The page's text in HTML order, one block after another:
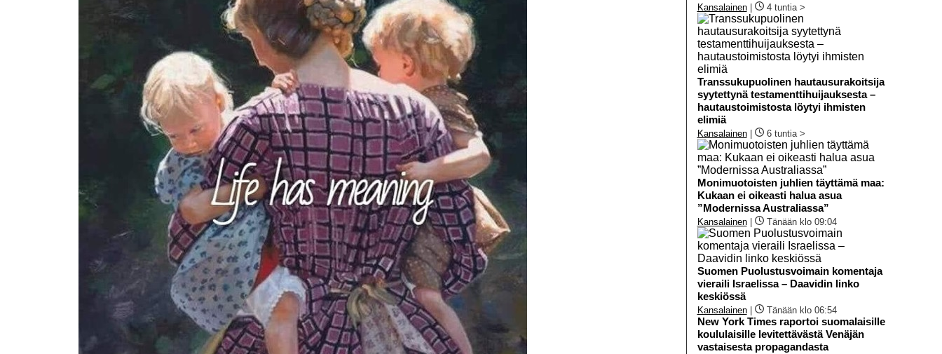
Kansalainen| 4 tuntia >
Transsukupuolinen hautausurakoitsija
syytettynä testamenttihuijauksesta –
hautaustoimistosta löytyi ihmisten
elimiä
Kansalainen| 6 tuntia >
Monimuotoisten juhlien täyttämä maa:
Kukaan ei oikeasti halua asua
”Modernissa Australiassa”
Kansalainen| Tänään klo 09:04
Suomen Puolustusvoimain komentaja
vieraili Israelissa – Daavidin linko
keskiössä
Kansalainen| Tänään klo 06:54
New York Times raportoi suomalaisille
koululaisille levitettävästä Venäjän
vastaisesta propagandasta